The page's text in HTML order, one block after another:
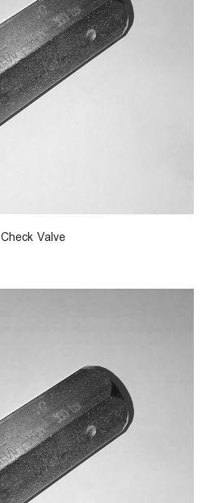
Check Valve